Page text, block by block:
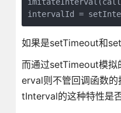
如果是setTimeout和
而通过setTimeout模
erval则不管回调函数
tInterval的这种特性是